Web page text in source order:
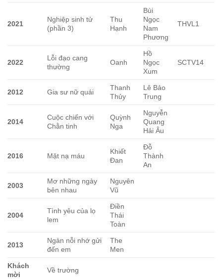
2021
Nghiệp sinh tử
(phần 3)
Thu
Hạnh
Bùi
Ngọc
Nam
Phương
THVL1
2022
Lỗi đạo cang
thường
Oanh
Hồ
Ngọc
Xum
SCTV14
2012 Gia sư nữ quái
Thanh
Thủy
Lê Bảo
Trung
2014
Cuộc chiến với
Chằn tinh
Quỳnh
Nga
Nguyễn
Quang
Hải Âu
2016 Mặt nạ máu
Khiết
Đan
Đỗ
Thành
An
2003
Mơ những ngày
bên nhau
Nguyên
Vũ
2004
Tình yêu của lọ
lem
Điền
Thái
Toàn
2013
Ngàn nỗi nhớ gửi
đến em
The
Men
Khách
mời
Về trường